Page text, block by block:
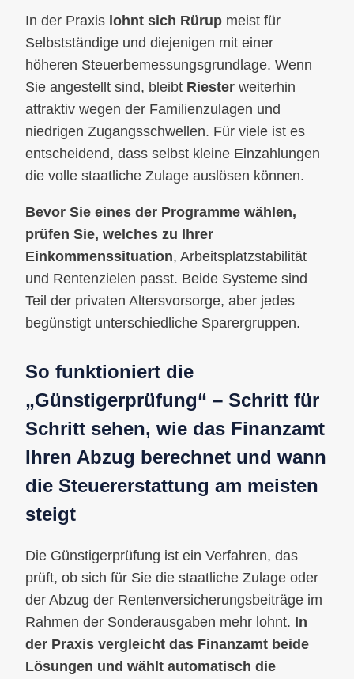
In der Praxis lohnt sich Rürup meist für
Selbstständige und diejenigen mit einer
höheren Steuerbemessungsgrundlage. Wenn
Sie angestellt sind, bleibt Riester weiterhin
attraktiv wegen der Familienzulagen und
niedrigen Zugangsschwellen. Für viele ist es
entscheidend, dass selbst kleine Einzahlungen
die volle staatliche Zulage auslösen können.
Bevor Sie eines der Programme wählen,
prüfen Sie, welches zu Ihrer
Einkommenssituation, Arbeitsplatzstabilität
und Rentenzielen passt. Beide Systeme sind
Teil der privaten Altersvorsorge, aber jedes
begünstigt unterschiedliche Sparergruppen.
So funktioniert die
„Günstigerprüfung“ – Schritt für
Schritt sehen, wie das Finanzamt
Ihren Abzug berechnet und wann
die Steuererstattung am meisten
steigt
Die Günstigerprüfung ist ein Verfahren, das
prüft, ob sich für Sie die staatliche Zulage oder
der Abzug der Rentenversicherungsbeiträge im
Rahmen der Sonderausgaben mehr lohnt. In
der Praxis vergleicht das Finanzamt beide
Lösungen und wählt automatisch die